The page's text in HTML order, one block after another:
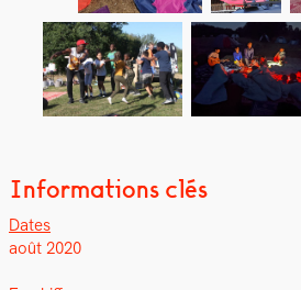
Informations clés
Dates
août 2020